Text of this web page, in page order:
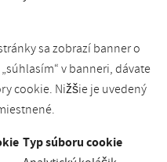
sa zobrazí banner o
v banneri, dávate
cookie. Nižšie je uvedený
Typ súboru cookie